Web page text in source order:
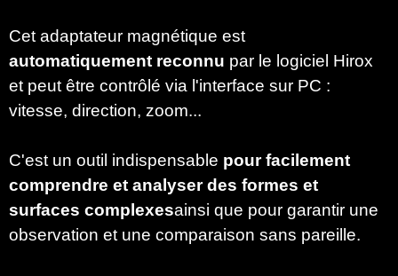
Cet adaptateur magnétique est
automatiquement reconnu par le logiciel Hirox
et peut être contrôlé via l'interface sur PC :
vitesse, direction, zoom...
C'est un outil indispensable pour facilement
comprendre et analyser des formes et
surfaces complexesainsi que pour garantir une
observation et une comparaison sans pareille.